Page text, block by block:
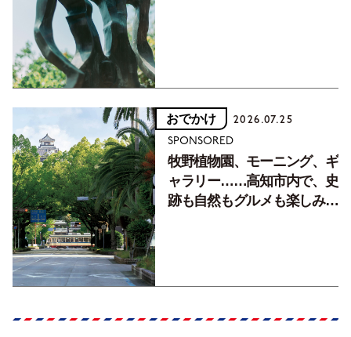
おでかけ 2026.07.25
SPONSORED
牧野植物園、モーニング、ギ
ャラリー……高知市内で、史
跡も自然もグルメも楽しみ尽